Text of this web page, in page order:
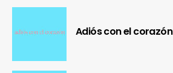
Adiós con el corazón